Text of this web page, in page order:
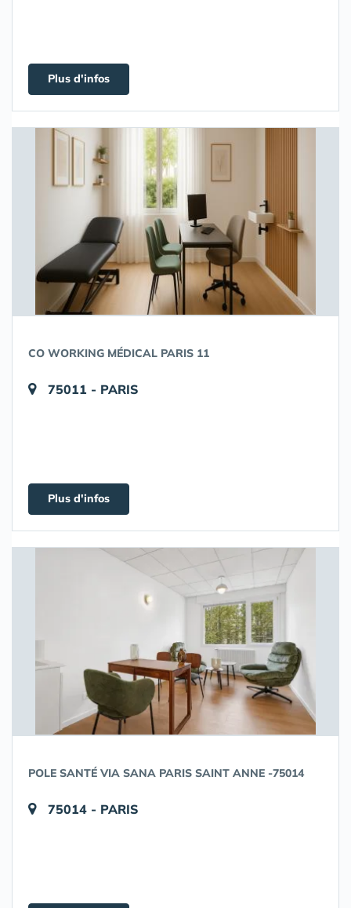
Plus d'infos
CO WORKING MÉDICAL PARIS 11
75011 - PARIS
Plus d'infos
POLE SANTÉ VIA SANA PARIS SAINT ANNE -75014
75014 - PARIS